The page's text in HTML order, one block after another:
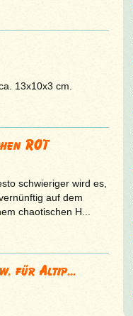
13x10x3 cm.
ROT
schwieriger wird es,
auf dem
chaotischen H...
für Altip...